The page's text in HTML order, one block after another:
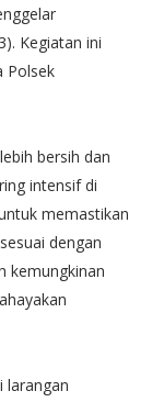
Kegiatan ini
Polsek
bersih dan
intensif di
memastikan
dengan
kemungkinan
larangan